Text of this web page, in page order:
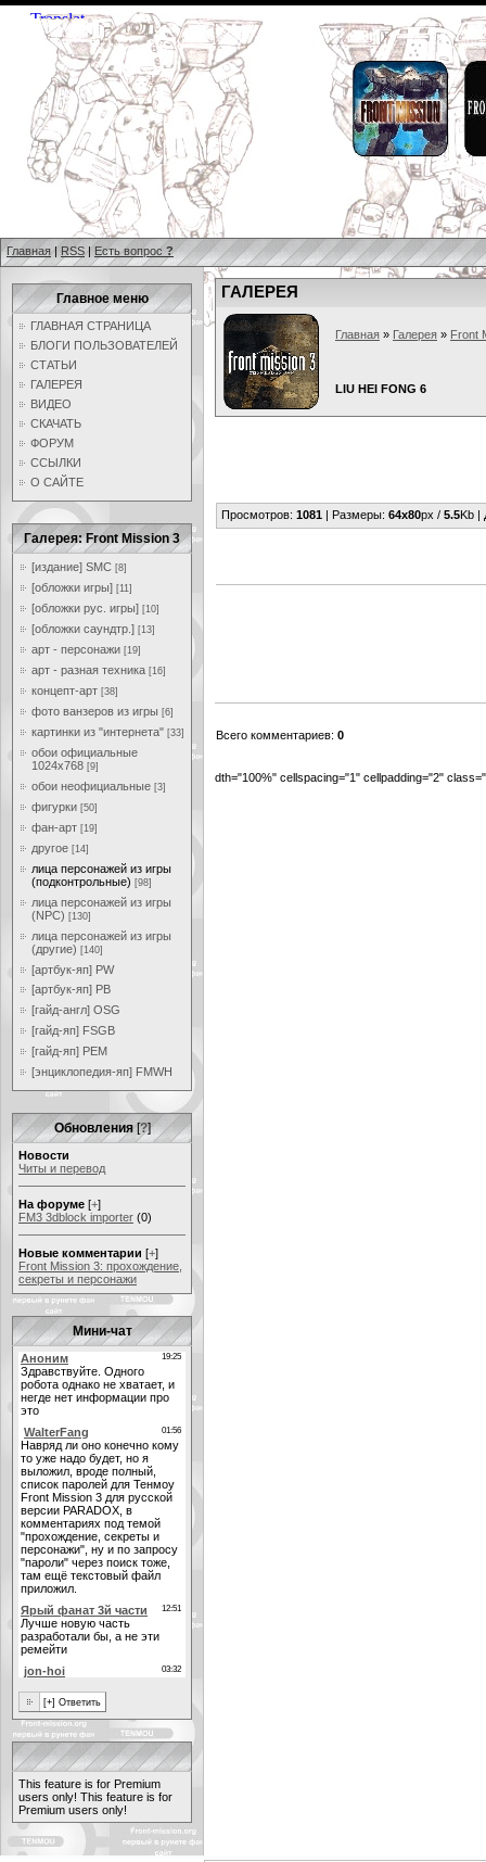
Главная | RSS | Есть вопрос ?
Главное меню
ГЛАВНАЯ СТРАНИЦА
БЛОГИ ПОЛЬЗОВАТЕЛЕЙ
СТАТЬИ
ГАЛЕРЕЯ
ВИДЕО
СКАЧАТЬ
ФОРУМ
ССЫЛКИ
О САЙТЕ
Галерея: Front Mission 3
[издание] SMC [8]
[обложки игры] [11]
[обложки рус. игры] [10]
[обложки саундтр.] [13]
арт - персонажи [19]
арт - разная техника [16]
концепт-арт [38]
фото ванзеров из игры [6]
картинки из "интернета" [33]
обои официальные
1024x768 [9]
обои неофициальные [3]
фигурки [50]
фан-арт [19]
другое [14]
лица персонажей из игры
(подконтрольные) [98]
лица персонажей из игры
(NPC) [130]
лица персонажей из игры
(другие) [140]
[артбук-яп] PW
[артбук-яп] PB
[гайд-англ] OSG
[гайд-яп] FSGB
[гайд-яп] PEM
[энциклопедия-яп] FMWH
Обновления [?]
Новости
Читы и перевод
На форуме [+]
FM3 3dblock importer (0)
Новые комментарии [+]
Front Mission 3: прохождение,
секреты и персонажи
Мини-чат
This feature is for Premium
users only! This feature is for
Premium users only!
ГАЛЕРЕЯ
Главная » Галерея » Front
LIU HEI FONG 6
Просмотров: 1081 | Размеры: 64x80px / 5.5Kb |
Всего комментариев: 0
dth="100%" cellspacing="1" cellpadding="2"